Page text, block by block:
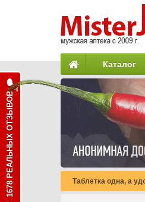
Каталог
Таблетка одна, а
1678 РЕАЛЬНЫХ ОТЗЫВОВ